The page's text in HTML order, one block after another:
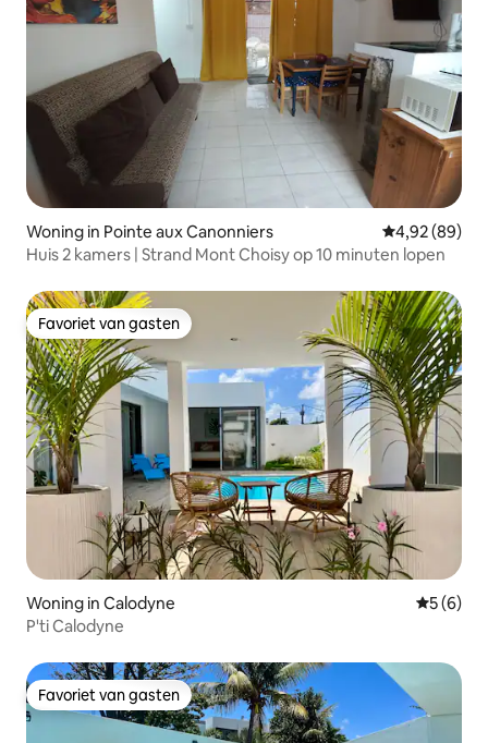
Woning in Pointe aux Canonniers Gemiddelde
4,92 (89)
Huis 2 kamers | Strand Mont Choisy op 10 minuten lopen
Favoriet van gasten
Favoriet van gasten
Woning in Calodyne
5 (6)
P'ti Calodyne
Favoriet van gasten
Favoriet van gasten